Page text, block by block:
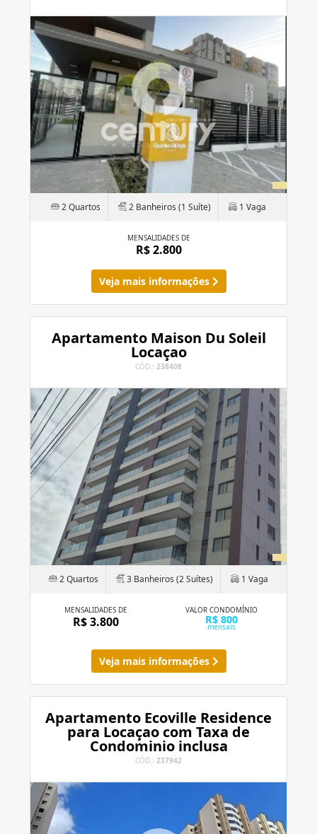
2 Quartos 2 Banheiros (1 Suíte) 1 Vaga
MENSALIDADES DE
R$ 2.800
Veja mais informações
Apartamento Maison Du Soleil
Locaçao
CÓD.: 238408
2 Quartos 3 Banheiros (2 Suítes) 1 Vaga
MENSALIDADES DE
R$ 3.800
VALOR CONDOMÍNIO
R$ 800
mensais
Veja mais informações
Apartamento Ecoville Residence
para Locaçao com Taxa de
Condominio inclusa
CÓD.: 237942